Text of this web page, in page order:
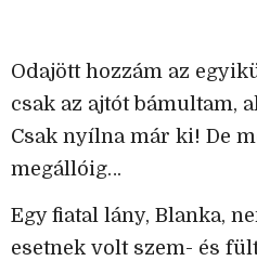
Odajött hozzám az
csak az ajtót bámultam,
Csak nyílna már ki! De
megállóig…
Egy fiatal lány, Blanka,
esetnek volt szem- és